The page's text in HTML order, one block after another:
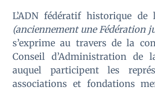
L’ADN fédératif historique de
(anciennement une Fédération
s’exprime au travers de la
Conseil d’Administration de
auquel participent les
associations et fondations